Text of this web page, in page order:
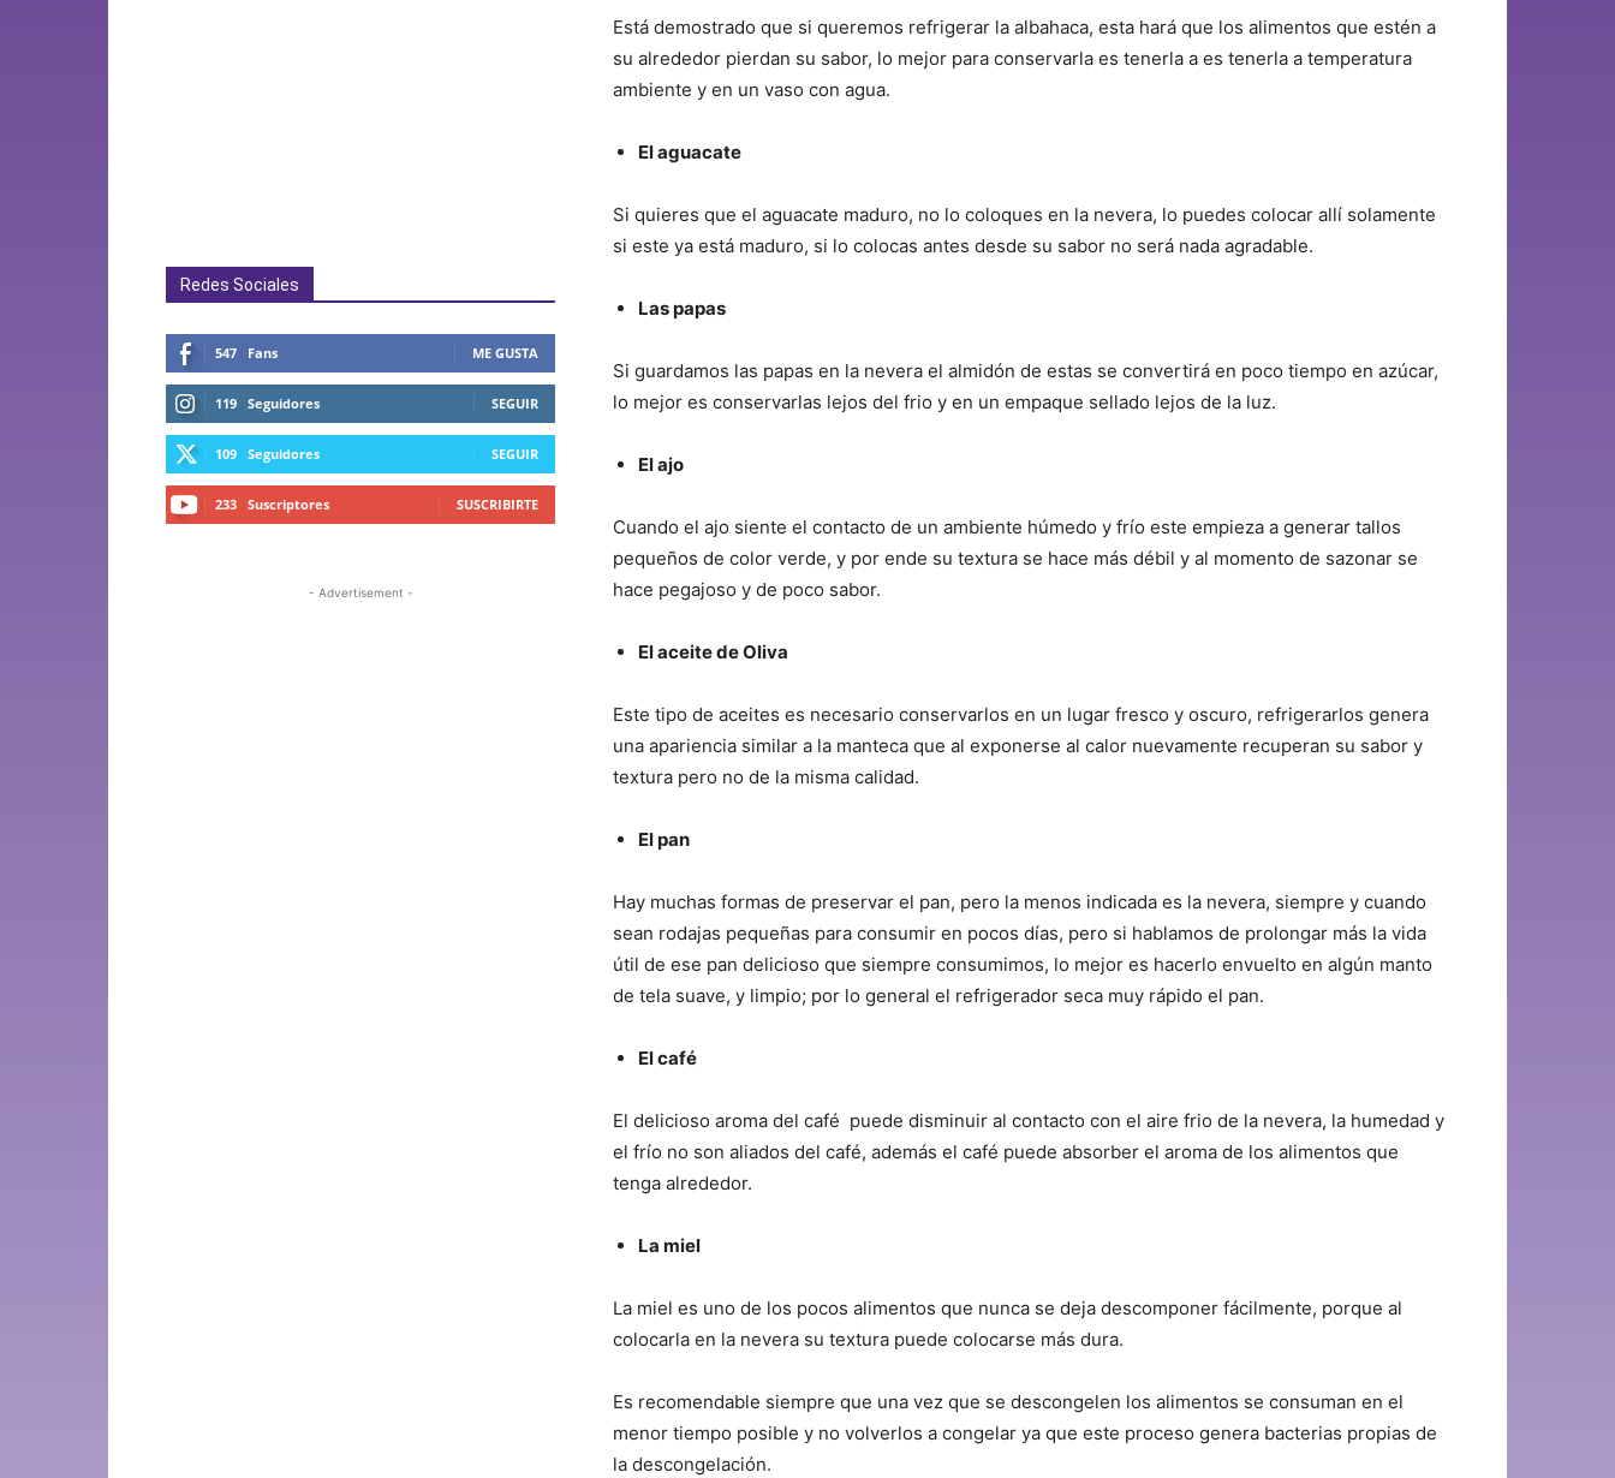
Está demostrado que si queremos refrigerar la albahaca, esta hará que los alimentos que estén a
su alrededor pierdan su sabor, lo mejor para conservarla es tenerla a es tenerla a temperatura
ambiente y en un vaso con agua.
El aguacate
Si quieres que el aguacate maduro, no lo coloques en la nevera, lo puedes colocar allí solamente
si este ya está maduro, si lo colocas antes desde su sabor no será nada agradable.
Las papas
Si guardamos las papas en la nevera el almidón de estas se convertirá en poco tiempo en azúcar,
lo mejor es conservarlas lejos del frio y en un empaque sellado lejos de la luz.
El ajo
Cuando el ajo siente el contacto de un ambiente húmedo y frío este empieza a generar tallos
pequeños de color verde, y por ende su textura se hace más débil y al momento de sazonar se
hace pegajoso y de poco sabor.
El aceite de Oliva
Este tipo de aceites es necesario conservarlos en un lugar fresco y oscuro, refrigerarlos genera
una apariencia similar a la manteca que al exponerse al calor nuevamente recuperan su sabor y
textura pero no de la misma calidad.
El pan
Hay muchas formas de preservar el pan, pero la menos indicada es la nevera, siempre y cuando
sean rodajas pequeñas para consumir en pocos días, pero si hablamos de prolongar más la vida
útil de ese pan delicioso que siempre consumimos, lo mejor es hacerlo envuelto en algún manto
de tela suave, y limpio; por lo general el refrigerador seca muy rápido el pan.
El café
El delicioso aroma del café puede disminuir al contacto con el aire frio de la nevera, la humedad y
el frío no son aliados del café, además el café puede absorber el aroma de los alimentos que
tenga alrededor.
La miel
La miel es uno de los pocos alimentos que nunca se deja descomponer fácilmente, porque al
colocarla en la nevera su textura puede colocarse más dura.
Es recomendable siempre que una vez que se descongelen los alimentos se consuman en el
menor tiempo posible y no volverlos a congelar ya que este proceso genera bacterias propias de
la descongelación.
Redes Sociales
547 Fans ME GUSTA
119 Seguidores SEGUIR
109 Seguidores SEGUIR
233 Suscriptores SUSCRIBIRTE
- Advertisement -